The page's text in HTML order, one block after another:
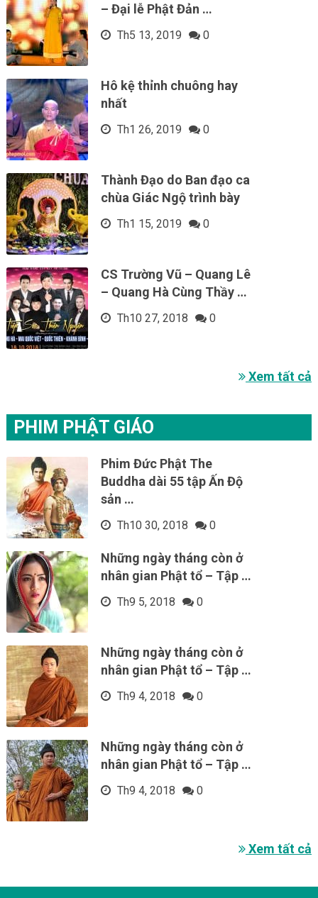
– Đại lễ Phật Đản …
Th5 13, 2019 0
Hô kệ thỉnh chuông hay
nhất
Th1 26, 2019 0
Thành Đạo do Ban đạo ca
chùa Giác Ngộ trình bày
Th1 15, 2019 0
CS Trường Vũ – Quang Lê
– Quang Hà Cùng Thầy …
Th10 27, 2018 0
Xem tất cả
PHIM PHẬT GIÁO
Phim Đức Phật The
Buddha dài 55 tập Ấn Độ
sản …
Th10 30, 2018 0
Những ngày tháng còn ở
nhân gian Phật tổ – Tập …
Th9 5, 2018 0
Những ngày tháng còn ở
nhân gian Phật tổ – Tập …
Th9 4, 2018 0
Những ngày tháng còn ở
nhân gian Phật tổ – Tập …
Th9 4, 2018 0
Xem tất cả